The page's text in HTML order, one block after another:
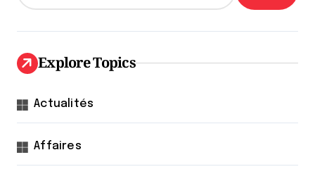
a
t
i
d
Explore Topics
Actualités
Affaires